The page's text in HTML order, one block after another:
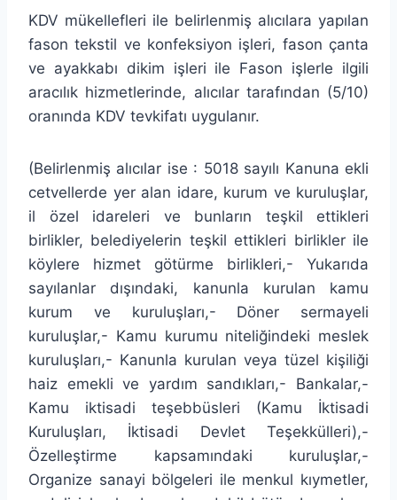
KDV mükellefleri ile belirlenmiş alıcılara yapılan
fason tekstil ve konfeksiyon işleri, fason çanta
ve ayakkabı dikim işleri ile Fason işlerle ilgili
aracılık hizmetlerinde, alıcılar tarafından (5/10)
oranında KDV tevkifatı uygulanır.
(Belirlenmiş alıcılar ise : 5018 sayılı Kanuna ekli
cetvellerde yer alan idare, kurum ve kuruluşlar,
il özel idareleri ve bunların teşkil ettikleri
birlikler, belediyelerin teşkil ettikleri birlikler ile
köylere hizmet götürme birlikleri,- Yukarıda
sayılanlar dışındaki, kanunla kurulan kamu
kurum ve kuruluşları,- Döner sermayeli
kuruluşlar,- Kamu kurumu niteliğindeki meslek
kuruluşları,- Kanunla kurulan veya tüzel kişiliği
haiz emekli ve yardım sandıkları,- Bankalar,-
Kamu iktisadi teşebbüsleri (Kamu İktisadi
Kuruluşları, İktisadi Devlet Teşekkülleri),-
Özelleştirme kapsamındaki kuruluşlar,-
Organize sanayi bölgeleri ile menkul kıymetler,